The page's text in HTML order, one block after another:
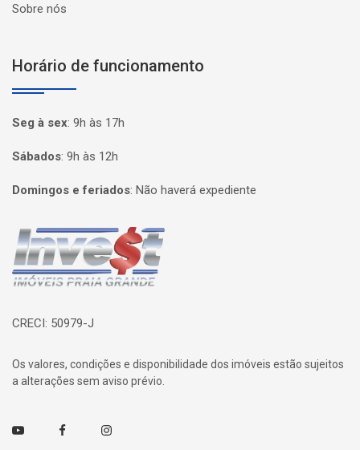
Sobre nós
Horário de funcionamento
Seg à sex: 9h às 17h
Sábados: 9h às 12h
Domingos e feriados: Não haverá expediente
Página inicial
CRECI: 50979-J
Os valores, condições e disponibilidade dos imóveis estão sujeitos
a alterações sem aviso prévio.
Youtube FacebookInstagram